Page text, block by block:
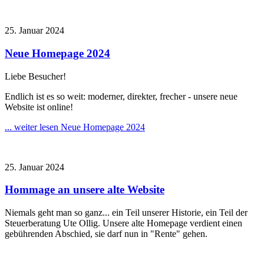
25. Januar 2024
Neue Homepage 2024
Liebe Besucher!
Endlich ist es so weit: moderner, direkter, frecher - unsere neue
Website ist online!
... weiter lesen Neue Homepage 2024
25. Januar 2024
Hommage an unsere alte Website
Niemals geht man so ganz... ein Teil unserer Historie, ein Teil der
Steuerberatung Ute Ollig. Unsere alte Homepage verdient einen
gebührenden Abschied, sie darf nun in "Rente" gehen.